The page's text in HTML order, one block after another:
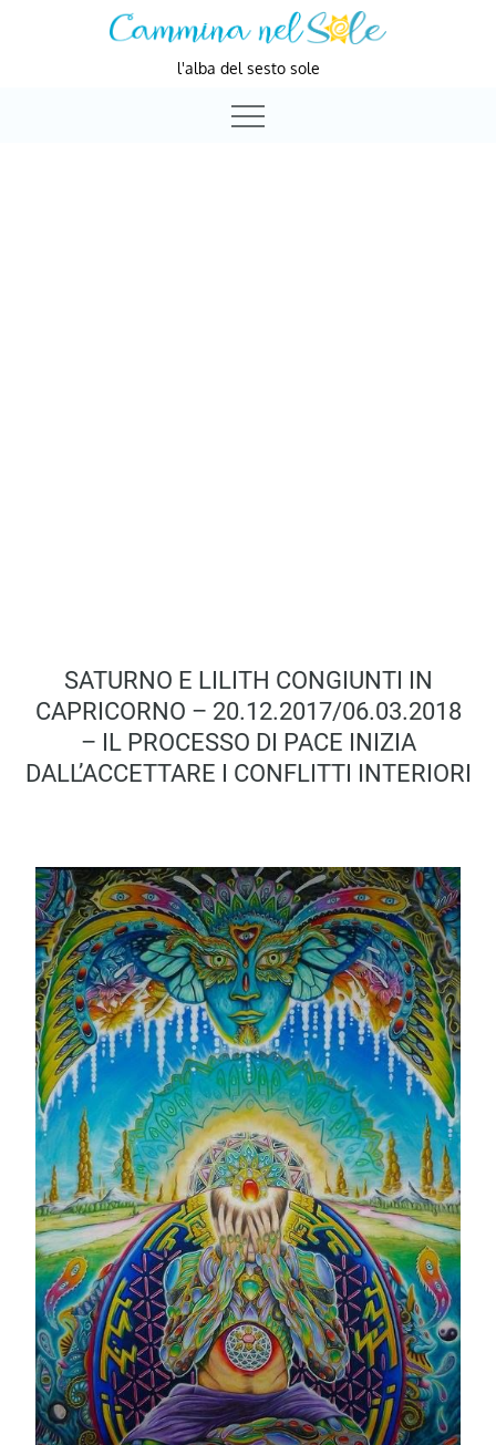
l'alba del sesto sole
SATURNO E LILITH CONGIUNTI IN
CAPRICORNO – 20.12.2017/06.03.2018
– IL PROCESSO DI PACE INIZIA
DALL’ACCETTARE I CONFLITTI INTERIORI